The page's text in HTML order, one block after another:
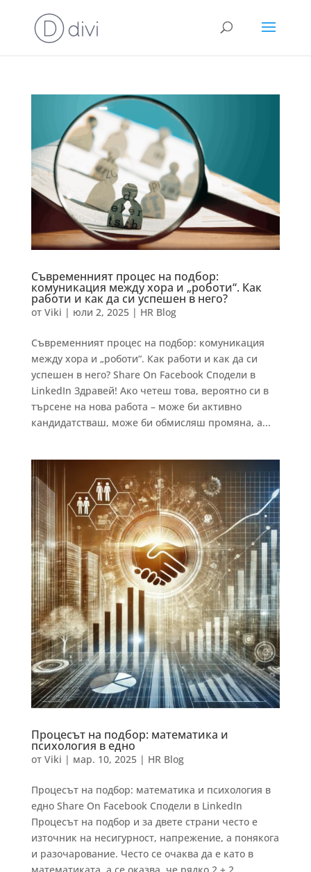
Съвременният процес на подбор:
комуникация между хора и „роботи“. Как
работи и как да си успешен в него?
от Viki | юли 2, 2025| HR Blog
Съвременният процес на подбор: комуникация
между хора и „роботи“. Как работи и как да си
успешен в него? Share On Facebook Сподели в
LinkedIn Здравей! Ако четеш това, вероятно си в
търсене на нова работа – може би активно
кандидатстваш, може би обмисляш промяна, а...
Процесът на подбор: математика и
психология в едно
от Viki | мар. 10, 2025| HR Blog
Процесът на подбор: математика и психология в
едно Share On Facebook Сподели в LinkedIn
Процесът на подбор и за двете страни често е
източник на несигурност, напрежение, а понякога
и разочарование. Често се очаква да е като в